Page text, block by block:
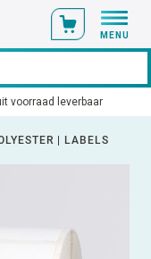
MENU
voorraad leverbaar
| LABELS